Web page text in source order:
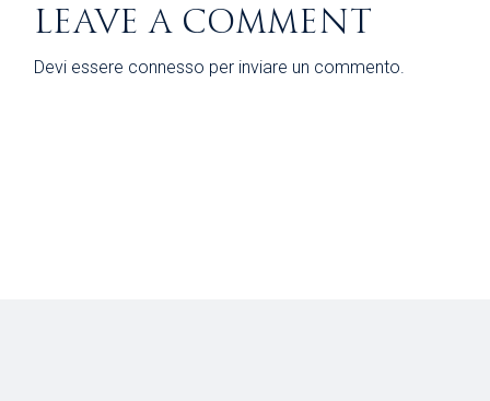
LEAVE A COMMENT
Devi essere connesso per inviare un commento.